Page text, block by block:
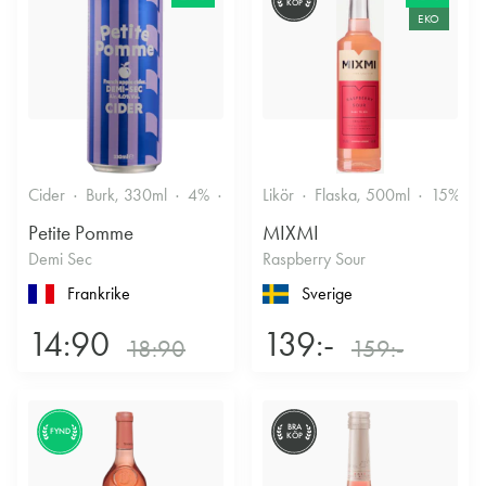
Cider Burk, 330ml 4% Torr/halvtorr
Petite Pomme
Demi Sec
Frankrike
14:90 18:90
KÖP
EKO
Likör Flaska, 500ml 15%
MIXMI
Raspberry Sour
Sverige
139:- 159:-
FYND
BRA
KÖP